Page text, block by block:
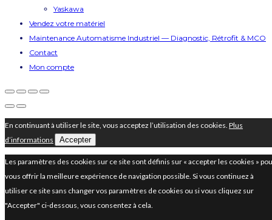
Yaskawa
Vendez votre matériel
Maintenance Automatisme Industriel — Diagnostic, Rétrofit & MCO
Contact
Mon compte
En continuant à utiliser le site, vous acceptez l’utilisation des cookies. Plus
d’informations
Accepter
Les paramètres des cookies sur ce site sont définis sur « accepter les cookies »
vous offrir la meilleure expérience de navigation possible. Si vous continuez à
utiliser ce site sans changer vos paramètres de cookies ou si vous cliquez sur
"Accepter" ci-dessous, vous consentez à cela.